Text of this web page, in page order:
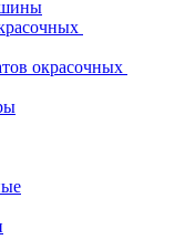
окрасочных